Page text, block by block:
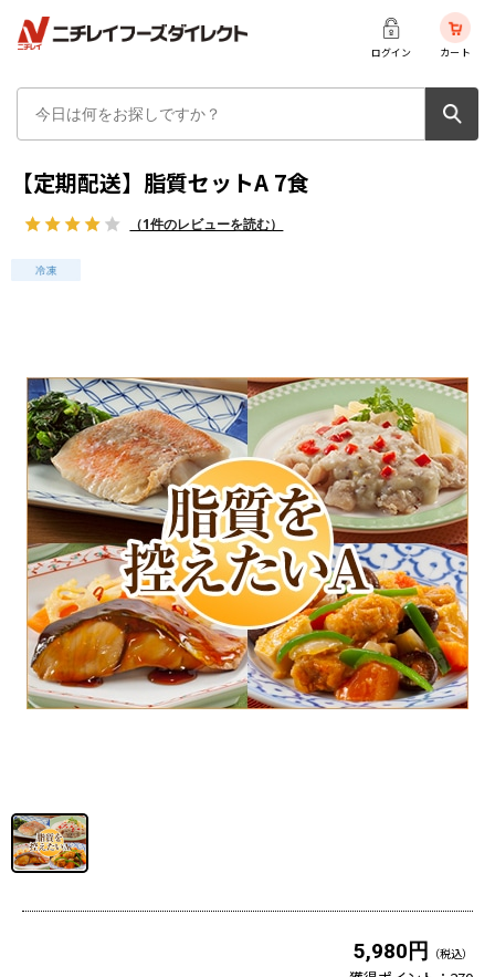
ログイン カート
【定期配送】脂質セットA 7食
（1件のレビューを読む）
5,980円 （税込）